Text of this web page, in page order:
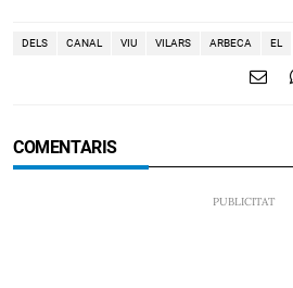
DELS CANAL VIU VILARS ARBECA EL
COMENTARIS